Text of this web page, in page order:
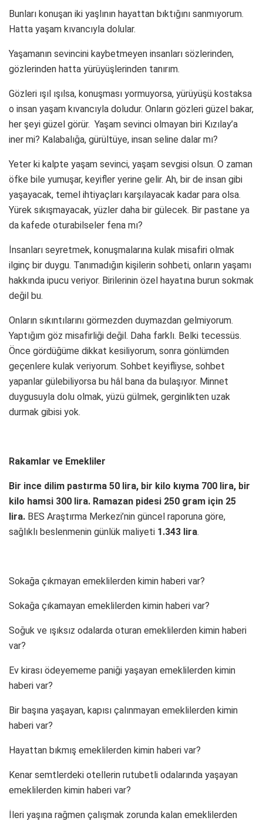
Bunları konuşan iki yaşlının hayattan bıktığını sanmıyorum.
Hatta yaşam kıvancıyla dolular.
Yaşamanın sevincini kaybetmeyen insanları sözlerinden,
gözlerinden hatta yürüyüşlerinden tanırım.
Gözleri ışıl ışılsa, konuşması yormuyorsa, yürüyüşü kostaksa
o insan yaşam kıvancıyla doludur. Onların gözleri güzel bakar,
her şeyi güzel görür. Yaşam sevinci olmayan biri Kızılay’a
iner mi? Kalabalığa, gürültüye, insan seline dalar mı?
Yeter ki kalpte yaşam sevinci, yaşam sevgisi olsun. O zaman
öfke bile yumuşar, keyifler yerine gelir. Ah, bir de insan gibi
yaşayacak, temel ihtiyaçları karşılayacak kadar para olsa.
Yürek sıkışmayacak, yüzler daha bir gülecek. Bir pastane ya
da kafede oturabilseler fena mı?
İnsanları seyretmek, konuşmalarına kulak misafiri olmak
ilginç bir duygu. Tanımadığın kişilerin sohbeti, onların yaşamı
hakkında ipucu veriyor. Birilerinin özel hayatına burun sokmak
değil bu.
Onların sıkıntılarını görmezden duymazdan gelmiyorum.
Yaptığım göz misafirliği değil. Daha farklı. Belki tecessüs.
Önce gördüğüme dikkat kesiliyorum, sonra gönlümden
geçenlere kulak veriyorum. Sohbet keyifliyse, sohbet
yapanlar gülebiliyorsa bu hâl bana da bulaşıyor. Minnet
duygusuyla dolu olmak, yüzü gülmek, gerginlikten uzak
durmak gibisi yok.
Rakamlar ve Emekliler
Bir ince dilim pastırma 50 lira, bir kilo kıyma 700 lira, bir
kilo hamsi 300 lira. Ramazan pidesi 250 gram için 25
lira. BES Araştırma Merkezi’nin güncel raporuna göre,
sağlıklı beslenmenin günlük maliyeti 1.343 lira.
Sokağa çıkmayan emeklilerden kimin haberi var?
Sokağa çıkamayan emeklilerden kimin haberi var?
Soğuk ve ışıksız odalarda oturan emeklilerden kimin haberi
var?
Ev kirası ödeyememe paniği yaşayan emeklilerden kimin
haberi var?
Bir başına yaşayan, kapısı çalınmayan emeklilerden kimin
haberi var?
Hayattan bıkmış emeklilerden kimin haberi var?
Kenar semtlerdeki otellerin rutubetli odalarında yaşayan
emeklilerden kimin haberi var?
İleri yaşına rağmen çalışmak zorunda kalan emeklilerden